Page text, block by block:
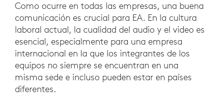
Como ocurre en todas las empresas, una buena
comunicación es crucial para EA. En la cultura
laboral actual, la cualidad del audio y el video es
esencial, especialmente para una empresa
internacional en la que los integrantes de los
equipos no siempre se encuentran en una
misma sede e incluso pueden estar en países
diferentes.